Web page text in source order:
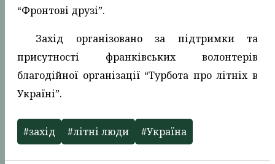
“Фронтові друзі”.
Захід організовано за підтримки та
присутності франківських волонтерів
благодійної організації “Турбота про літніх в
Україні”.
#захід #літні люди #Україна